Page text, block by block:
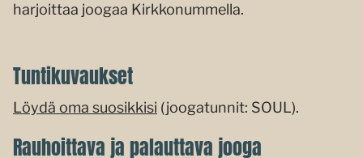
harjoittaa joogaa Kirkkonummella.
Tuntikuvaukset
Löydä oma suosikkisi (joogatunnit: SOUL).
Rauhoittava ja palauttava jooga